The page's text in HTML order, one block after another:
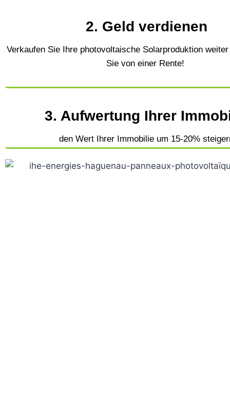
2. Geld verdienen
Verkaufen Sie Ihre photovoltaische Solarproduktion
Sie von einer Rente!
3. Aufwertung Ihrer
den Wert Ihrer Immobilie um 15-20%